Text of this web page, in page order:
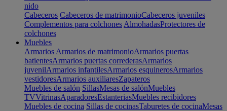
nido
Cabeceros Cabeceros de matrimonioCabeceros juveniles
Complementos para colchones AlmohadasProtectores de
colchones
Muebles
Armarios Armarios de matrimonioArmarios puertas
batientesArmarios puertas correderasArmarios
juvenilArmarios infantilesArmarios esquinerosArmarios
vestidoresArmarios auxiliaresZapateros
Muebles de salón SillasMesas de salónMuebles
TVVitrinasAparadoresEstanteriasMuebles recibidores
Muebles de cocina Sillas de cocinasTaburetes de cocinaMesas